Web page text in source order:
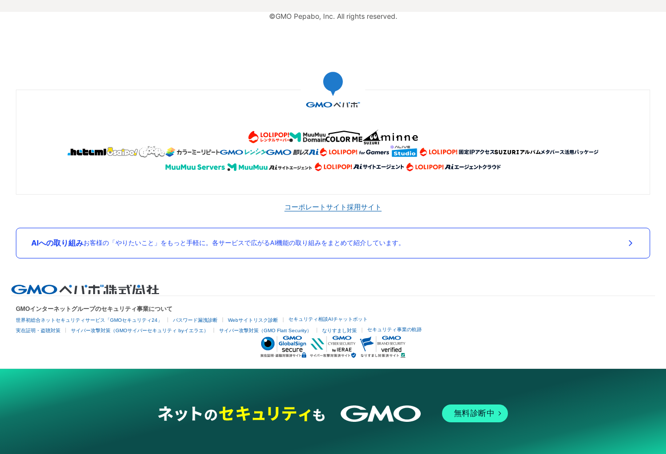
©GMO Pepabo, Inc. All rights reserved.
コーポレートサイト採用サイト
AIへの取り組みお客様の「やりたいこと」をもっと手軽に。各サービスで広がるAI機能の取り組みをまとめて紹介しています。
GMOインターネットグループのセキュリティ事業について
世界初総合ネットセキュリティサービス「GMOセキュリティ24」 パスワード漏洩診断 Webサイトリスク診断 セキュリティ相談AIチャットボット
実在証明・盗聴対策 サイバー攻撃対策（GMOサイバーセキュリティ byイエラエ） サイバー攻撃対策（GMO Flatt Security） なりすまし対策 セキュリティ事業の軌跡
無料診断中